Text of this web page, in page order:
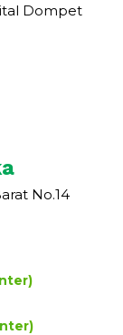
Dompet
No.14